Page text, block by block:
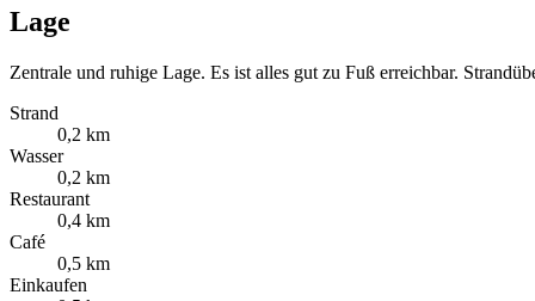
Lage
Zentrale und ruhige Lage. Es ist alles gut zu Fuß erreichbar.
Strand
0,2 km
Wasser
0,2 km
Restaurant
0,4 km
Café
0,5 km
Einkaufen